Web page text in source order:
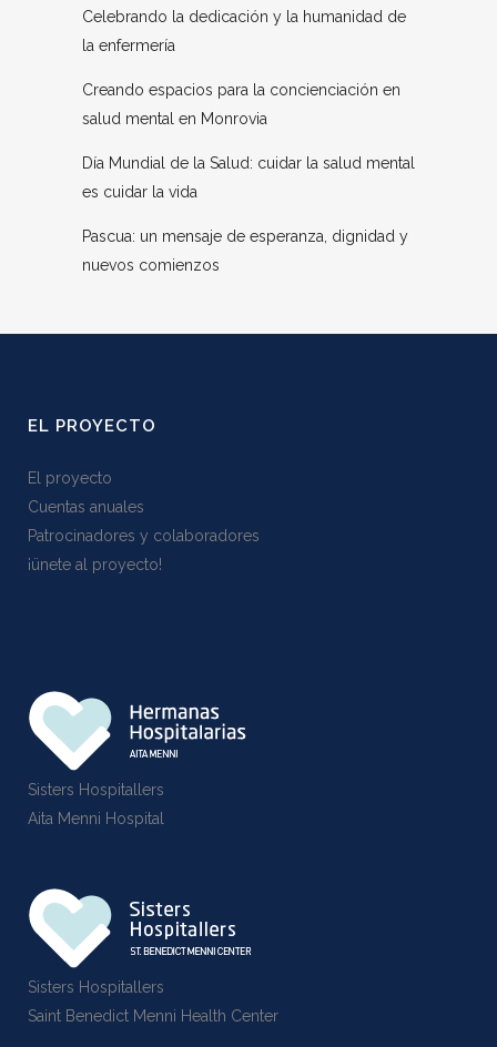
Celebrando la dedicación y la humanidad de
la enfermería
Creando espacios para la concienciación en
salud mental en Monrovia
Día Mundial de la Salud: cuidar la salud mental
es cuidar la vida
Pascua: un mensaje de esperanza, dignidad y
nuevos comienzos
EL PROYECTO
El proyecto
Cuentas anuales
Patrocinadores y colaboradores
¡ünete al proyecto!
Sisters Hospitallers
Aita Menni Hospital
Sisters Hospitallers
Saint Benedict Menni Health Center